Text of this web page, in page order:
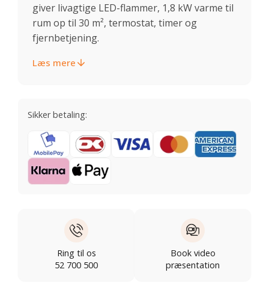
giver livagtige LED-flammer, 1,8 kW varme til
rum op til 30 m², termostat, timer og
fjernbetjening.
Læs mere
Sikker betaling:
Ring til os
52 700 500
Book video
præsentation